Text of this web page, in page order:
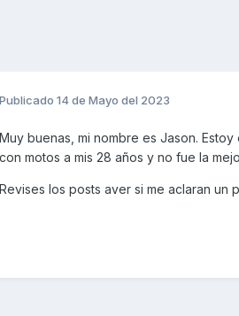
Publicado 14 de Mayo del 2023
Muy buenas, mi nombre es Jason.
con motos a mis 28 años y no fue la
Revises los posts aver si me aclaran un